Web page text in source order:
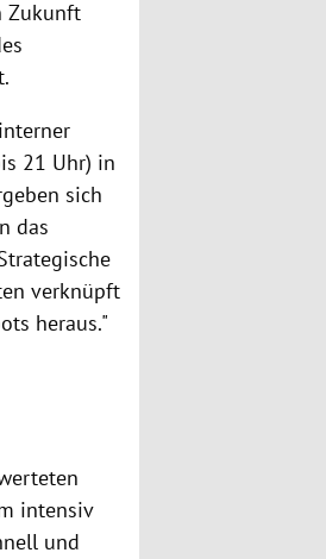
Zukunft
.
21 Uhr) in
sich
das
verknüpft
heraus."
intensiv
und